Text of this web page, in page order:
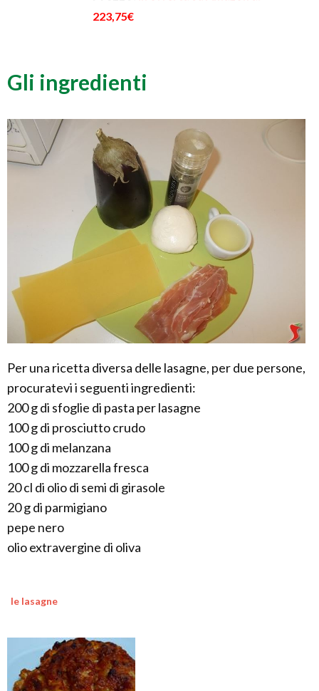
223,75€
Gli ingredienti
Per una ricetta diversa delle lasagne, per due persone,
procuratevi i seguenti ingredienti:
200 g di sfoglie di pasta per lasagne
100 g di prosciutto crudo
100 g di melanzana
100 g di mozzarella fresca
20 cl di olio di semi di girasole
20 g di parmigiano
pepe nero
olio extravergine di oliva
le lasagne